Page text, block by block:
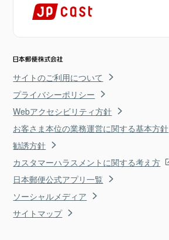
サイトのご利用について
プライバシーポリシー
Webアクセシビリティ方針
お客さま本位の業務運営に関する基本方針
勧誘方針
カスタマーハラスメントに関する考え方
日本郵便公式アプリ一覧
ソーシャルメディア
サイトマップ